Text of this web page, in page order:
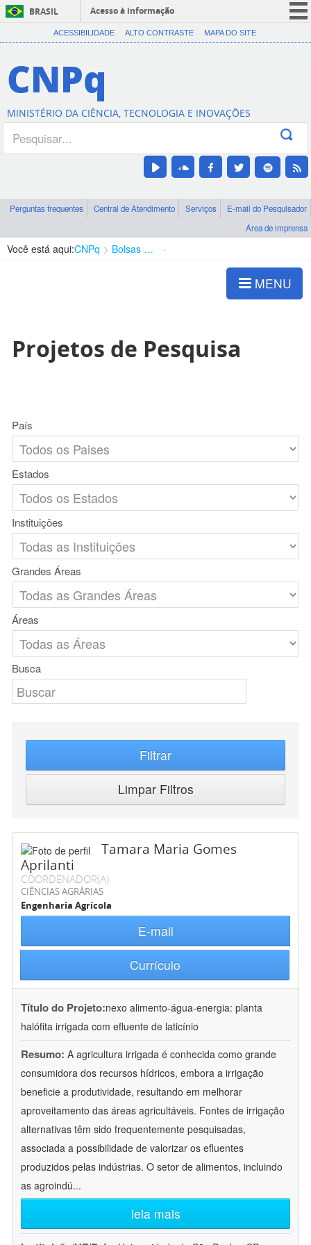
BRASIL
Acesso à informação
CORONAVÍRUS (COVID-19)
Canais
ACESSIBILIDADE ALTO CONTRASTE MAPA DO SITE
CNPq
MINISTÉRIO DA CIÊNCIA, TECNOLOGIA E INOVAÇÕES
Perguntas frequentes Central de Atendimento Serviços
E-mail do Pesquisador
Área de imprensa
Você está aqui:CNPq Bolsas e Auxílios Vigentes
MENU
Projetos de Pesquisa
País
Estados
Instituições
Grandes Áreas
Áreas
Busca
Filtrar
Limpar Filtros
Tamara Maria Gomes
Aprilanti
COORDENADOR(A)
CIÊNCIAS AGRÁRIAS
Engenharia Agrícola
E-mail
Currículo
Título do Projeto:nexo alimento-água-energia: planta
halófita irrigada com efluente de laticínio
Resumo: A agricultura irrigada é conhecida como grande
consumidora dos recursos hídricos, embora a irrigação
beneficie a produtividade, resultando em melhorar
aproveitamento das áreas agricultáveis. Fontes de irrigação
alternativas têm sido frequentemente pesquisadas,
associada a possibilidade de valorizar os efluentes
produzidos pelas indústrias. O setor de alimentos, incluindo
as agroindú...
leia mais